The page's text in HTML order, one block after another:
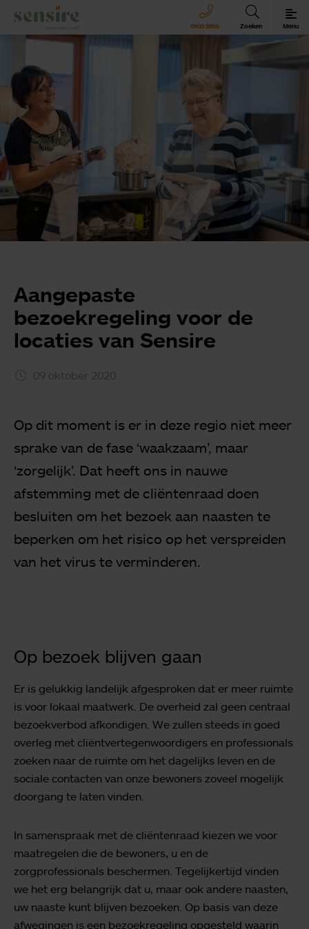
Sensire logo
0900 8856 Zoeken Menu
Revalideren met Sensire
Wonen en zorg met Sensire
Meer over Sensire
Aangepaste
bezoekregeling voor de
locaties van Sensire
09 oktober 2020
Op dit moment is er in deze regio niet meer
sprake van de fase ‘waakzaam’, maar
‘zorgelijk’. Dat heeft ons in nauwe
afstemming met de cliëntenraad doen
besluiten om het bezoek aan naasten te
beperken om het risico op het verspreiden
van het virus te verminderen.
Op bezoek blijven gaan
Er is gelukkig landelijk afgesproken dat er meer ruimte
is voor lokaal maatwerk. De overheid zal geen centraal
bezoekverbod afkondigen. We zullen steeds in goed
overleg met cliëntvertegenwoordigers en professionals
zoeken naar de ruimte om het dagelijks leven en de
sociale contacten van onze bewoners zoveel mogelijk
doorgang te laten vinden.
In samenspraak met de cliëntenraad kiezen we voor
maatregelen die de bewoners, u en de
zorgprofessionals beschermen. Tegelijkertijd vinden
we het erg belangrijk dat u, maar ook andere naasten,
uw naaste kunt blijven bezoeken. Op basis van deze
afwegingen is een bezoekregeling opgesteld waarin